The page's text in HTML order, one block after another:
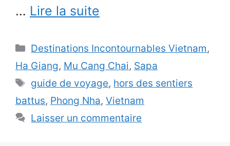
… Lire la suite
Catégories
Destinations Incontournables Vietnam,
Ha Giang, Mu Cang Chai, Sapa
Étiquettes
guide de voyage, hors des sentiers
battus, Phong Nha, Vietnam
Laisser un commentaire